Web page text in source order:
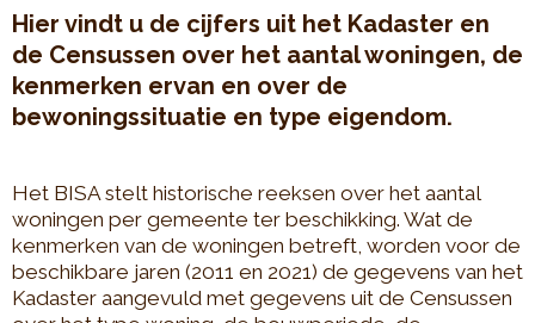
Hier vindt u de cijfers uit het Kadaster en
de Censussen over het aantal woningen, de
kenmerken ervan en over de
bewoningssituatie en type eigendom.
Het BISA stelt historische reeksen over het aantal
woningen per gemeente ter beschikking. Wat de
kenmerken van de woningen betreft, worden voor de
beschikbare jaren (2011 en 2021) de gegevens van het
Kadaster aangevuld met gegevens uit de Censussen